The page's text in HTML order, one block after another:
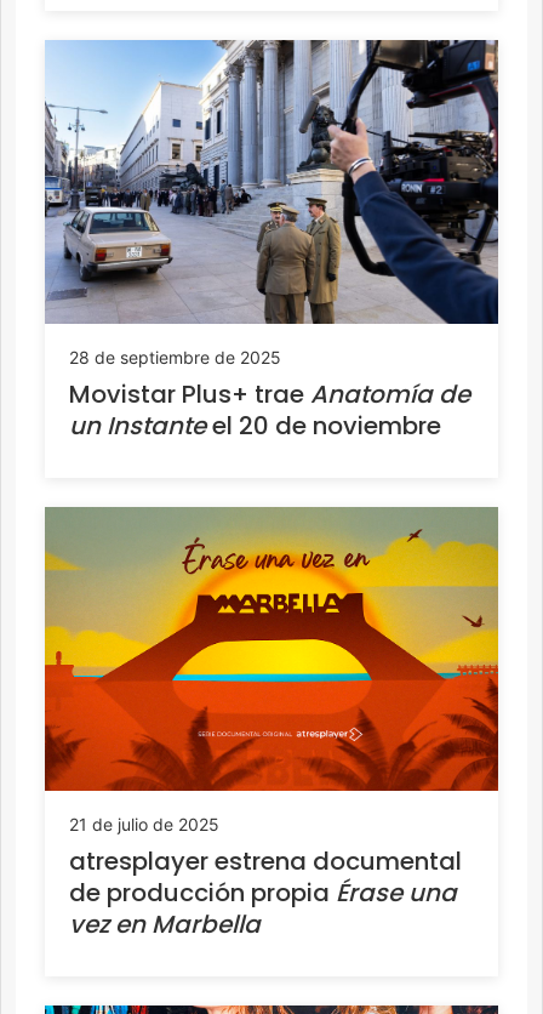
28 de septiembre de 2025
Movistar Plus+ trae Anatomía de
un Instanteel 20 de noviembre
21 de julio de 2025
atresplayer estrena documental
de producción propia Érase una
vez en Marbella